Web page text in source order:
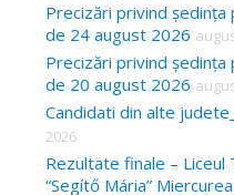
Precizări privind
de 24 august 2026
Precizări privind
de 20 august 2026
Candidati din alte
2026
Rezultate finale – Liceul
“Segítő Mária”